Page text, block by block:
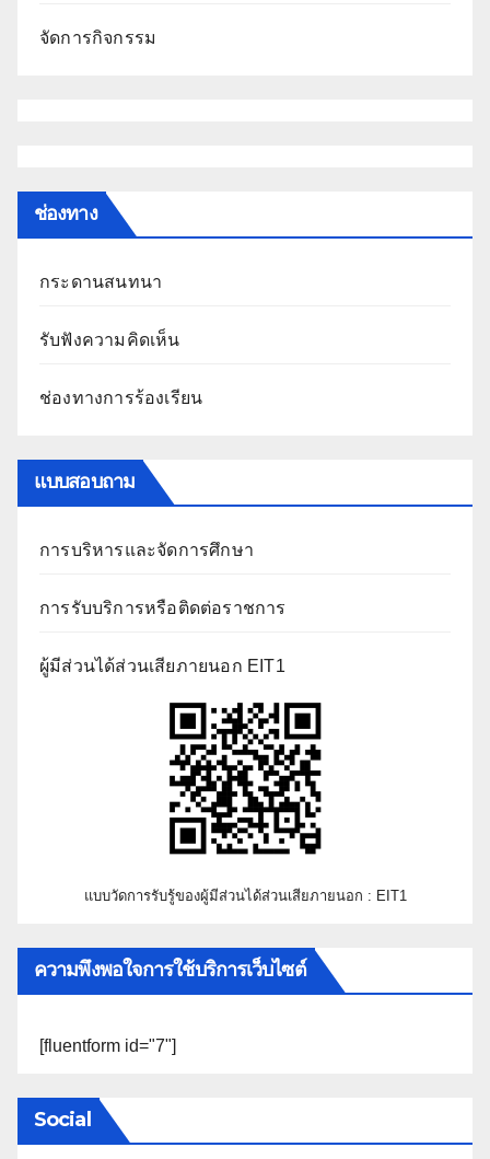
จัดการกิจกรรม
ช่องทาง
กระดานสนทนา
รับฟังความคิดเห็น
ช่องทางการร้องเรียน
แบบสอบถาม
การบริหารและจัดการศึกษา
การรับบริการหรือติดต่อราชการ
ผู้มีส่วนได้ส่วนเสียภายนอก EIT1
แบบวัดการรับรู้ของผู้มีส่วนได้ส่วนเสียภายนอก : EIT1
ความพึงพอใจการใช้บริการเว็บไซต์
[fluentform id="7"]
Social